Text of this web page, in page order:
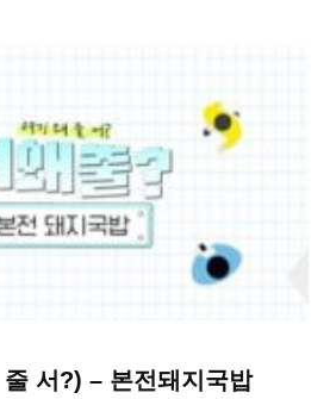
서?) – 본전돼지국밥